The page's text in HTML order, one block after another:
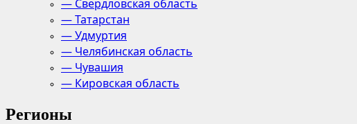
— Свердловская область
— Татарстан
— Удмуртия
— Челябинская область
— Чувашия
— Кировская область
Регионы